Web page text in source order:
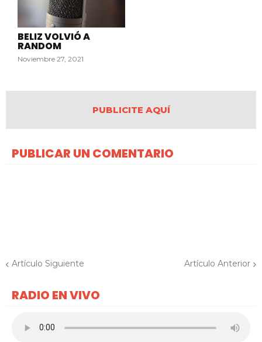
BELIZ VOLVIÓ A
RANDOM
Noviembre 27, 2021
PUBLICITE AQUÍ
PUBLICAR UN COMENTARIO
Artículo Siguiente Artículo Anterior
RADIO EN VIVO